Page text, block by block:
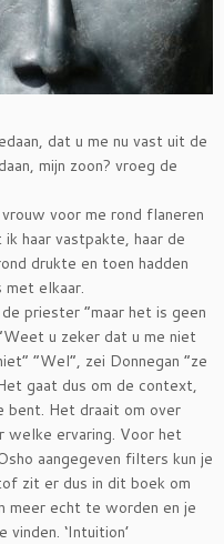
dat u me nu vast uit de
mijn zoon? vroeg de
voor me rond flaneren
haar vastpakte, haar de
drukte en toen hadden
elkaar.
priester “maar het is geen
u zeker dat u me niet
“Wel”, zei Donnegan “ze
gaat dus om de context,
bent. Het draait om over
ervaring. Voor het
aangegeven filters kun je
zit er dus in dit boek om
meer echt te worden en je
‘Intuition’